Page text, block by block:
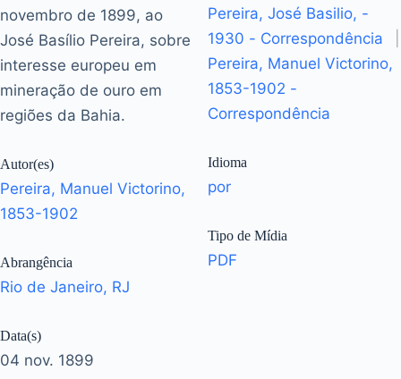
novembro de 1899, ao
José Basílio Pereira, sobre
interesse europeu em
mineração de ouro em
regiões da Bahia.
Autor(es)
Pereira, Manuel Victorino,
1853-1902
Abrangência
Rio de Janeiro, RJ
Data(s)
04 nov. 1899
Pereira, José Basilio, -
1930 - Correspondência
Pereira, Manuel Victorino,
1853-1902 -
Correspondência
Idioma
por
Tipo de Mídia
PDF